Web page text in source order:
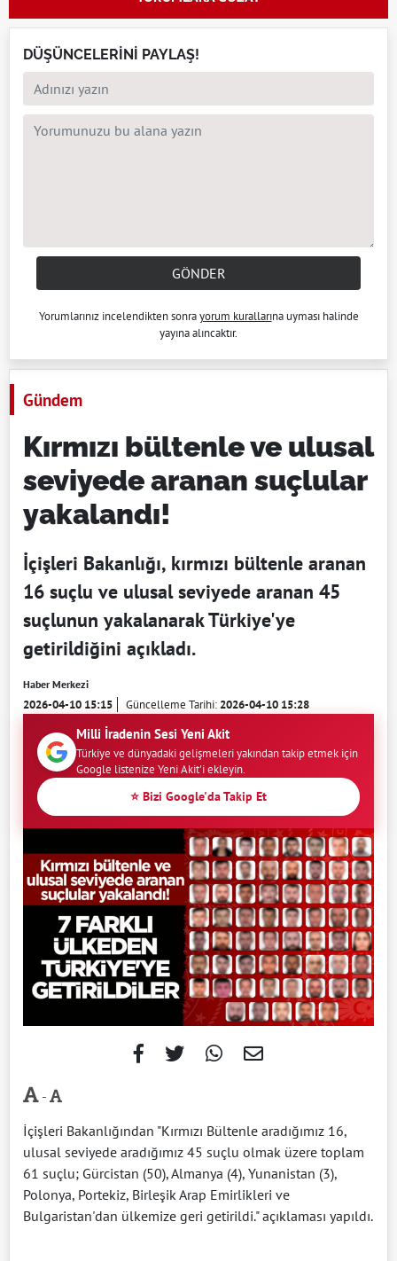
DÜŞÜNCELERİNİ PAYLAŞ!
GÖNDER
Yorumlarınız incelendikten sonrayorum kurallarına uyması halinde
yayına alıncaktır.
Gündem
Kırmızı bültenle ve ulusal
seviyede aranan suçlular
yakalandı!
İçişleri Bakanlığı, kırmızı bültenle aranan
16 suçlu ve ulusal seviyede aranan 45
suçlunun yakalanarak Türkiye'ye
getirildiğini açıkladı.
Haber Merkezi
2026-04-10 15:15 Güncelleme Tarihi:2026-04-10 15:28
Milli İradenin Sesi Yeni Akit
Türkiye ve dünyadaki gelişmeleri yakından takip etmek için
Google listenize Yeni Akit'i ekleyin.
⭐ Bizi Google'da Takip Et
-
İçişleri Bakanlığından "Kırmızı Bültenle aradığımız 16,
ulusal seviyede aradığımız 45 suçlu olmak üzere toplam
61 suçlu; Gürcistan (50), Almanya (4), Yunanistan (3),
Polonya, Portekiz, Birleşik Arap Emirlikleri ve
Bulgaristan'dan ülkemize geri getirildi." açıklaması yapıldı.